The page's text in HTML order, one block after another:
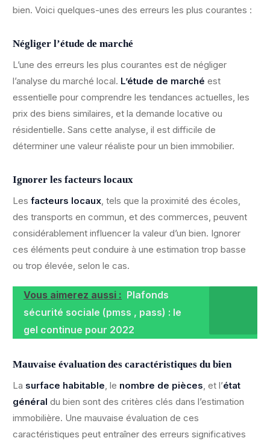
bien. Voici quelques-unes des erreurs les plus courantes :
Négliger l’étude de marché
L’une des erreurs les plus courantes est de négliger
l’analyse du marché local. L’étude de marché est
essentielle pour comprendre les tendances actuelles, les
prix des biens similaires, et la demande locative ou
résidentielle. Sans cette analyse, il est difficile de
déterminer une valeur réaliste pour un bien immobilier.
Ignorer les facteurs locaux
Les facteurs locaux, tels que la proximité des écoles,
des transports en commun, et des commerces, peuvent
considérablement influencer la valeur d’un bien. Ignorer
ces éléments peut conduire à une estimation trop basse
ou trop élevée, selon le cas.
Vous aimerez aussi : Plafonds
sécurité sociale (pmss , pass) : le
gel continue pour 2022
Mauvaise évaluation des caractéristiques du bien
La surface habitable, le nombre de pièces, et l’état
général du bien sont des critères clés dans l’estimation
immobilière. Une mauvaise évaluation de ces
caractéristiques peut entraîner des erreurs significatives